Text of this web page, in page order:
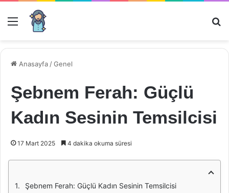
Menü
Anasayfa /Genel
Şebnem Ferah: Güçlü
Kadın Sesinin Temsilcisi
17 Mart 2025 4 dakika okuma süresi
Şebnem Ferah: Güçlü Kadın Sesinin Temsilcisi